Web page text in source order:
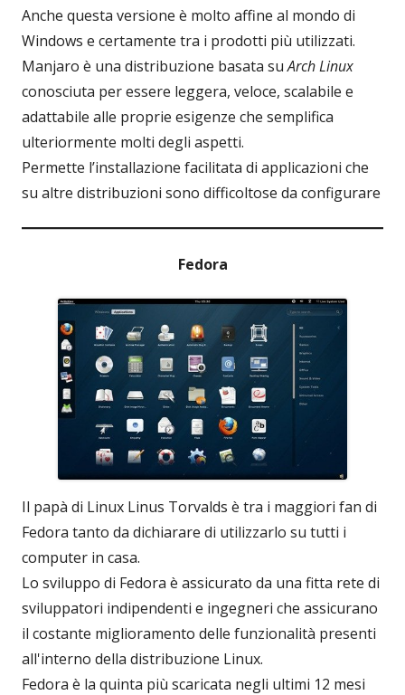
Anche questa versione è molto affine al mondo di
Windows e certamente tra i prodotti più utilizzati.
Manjaro è una distribuzione basata suArch Linux
conosciuta per essere leggera, veloce, scalabile e
adattabile alle proprie esigenze che semplifica
ulteriormente molti degli aspetti.
Permette l’installazione facilitata di applicazioni che
su altre distribuzioni sono difficoltose da configurare
Fedora
Il papà di Linux Linus Torvalds è tra i maggiori fan di
Fedora tanto da dichiarare di utilizzarlo su tutti i
computer in casa.
Lo sviluppo di Fedora è assicurato da una fitta rete di
sviluppatori indipendenti e ingegneri che assicurano
il costante miglioramento delle funzionalità presenti
all'interno della distribuzione Linux.
Fedora è la quinta più scaricata negli ultimi 12 mesi